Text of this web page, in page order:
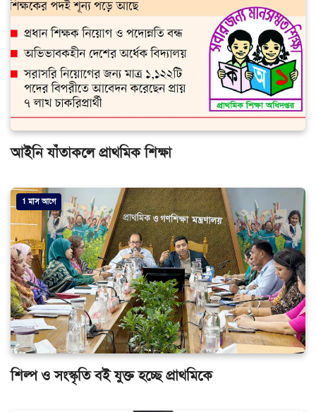
আইনি যাঁতাকলে প্রাথমিক শিক্ষা
1 মাস আগে
শিল্প ও সংস্কৃতি বই যুক্ত হচ্ছে প্রাথমিকে